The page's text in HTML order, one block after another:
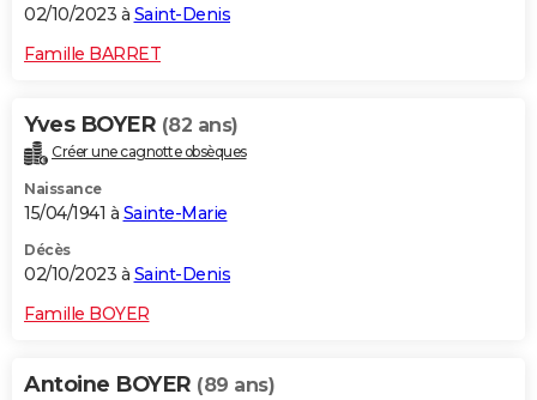
02/10/2023 à Saint-Denis
Famille BARRET
Yves BOYER (82 ans)
Créer une cagnotte obsèques
Naissance
15/04/1941 à Sainte-Marie
Décès
02/10/2023 à Saint-Denis
Famille BOYER
Antoine BOYER (89 ans)